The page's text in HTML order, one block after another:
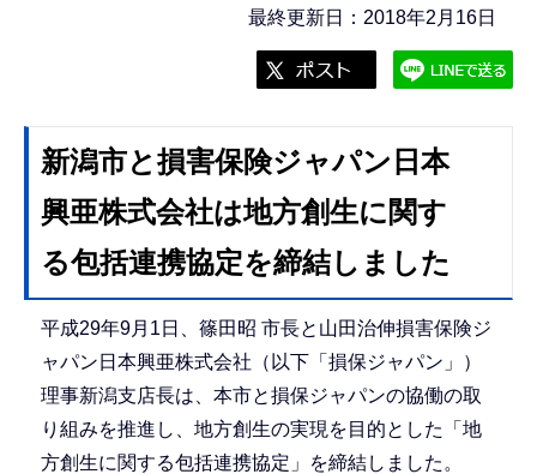
最終更新日：2018年2月16日
新潟市と損害保険ジャパン日本
興亜株式会社は地方創生に関す
る包括連携協定を締結しました
平成29年9月1日、篠田昭 市長と山田治伸損害保険ジ
ャパン日本興亜株式会社（以下「損保ジャパン」）
理事新潟支店長は、本市と損保ジャパンの協働の取
り組みを推進し、地方創生の実現を目的とした「地
方創生に関する包括連携協定」を締結しました。